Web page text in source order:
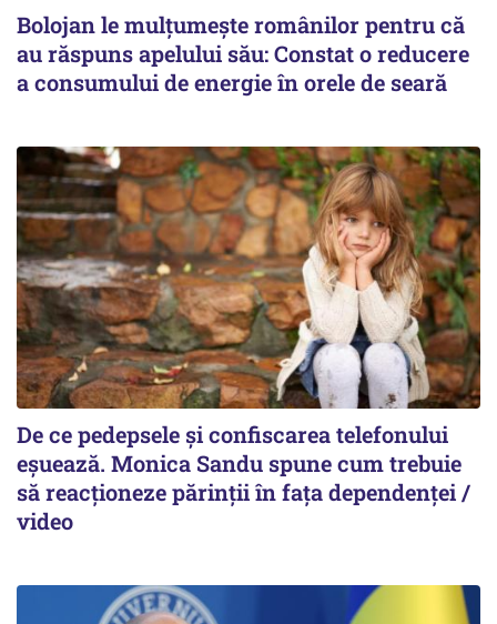
Bolojan le mulțumește românilor pentru că
au răspuns apelului său: Constat o reducere
a consumului de energie în orele de seară
De ce pedepsele și confiscarea telefonului
eșuează. Monica Sandu spune cum trebuie
să reacționeze părinții în fața dependenței /
video